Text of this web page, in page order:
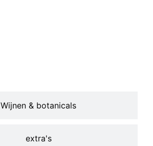
Wijnen & botanicals
extra's